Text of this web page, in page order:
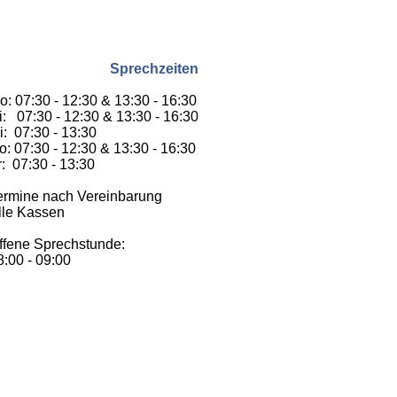
Sprechzeiten
07:30 - 12:30 & 13:30 - 16:30
07:30 - 12:30 & 13:30 - 16:30
07:30 - 13:30
07:30 - 12:30 & 13:30 - 16:30
07:30 - 13:30
nach Vereinbarung
Kassen
Sprechstunde:
- 09:00